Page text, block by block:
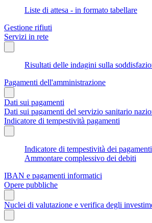
Liste di attesa - in formato tabellare
Gestione rifiuti
Servizi in rete
Risultati delle indagini sulla
Pagamenti dell'amministrazione
Dati sui pagamenti
Dati sui pagamenti del servizio sanitario
Indicatore di tempestività pagamenti
Indicatore di tempestività dei pagamenti
Ammontare complessivo dei debiti
IBAN e pagamenti informatici
Opere pubbliche
Nuclei di valutazione e verifica degli